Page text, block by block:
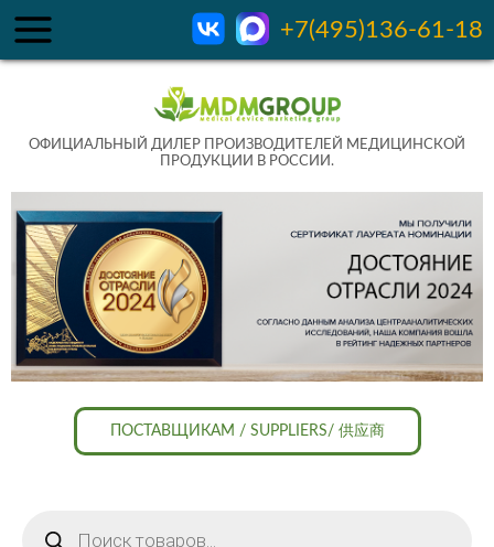
+7(495)136-61-18
ОФИЦИАЛЬНЫЙ ДИЛЕР ПРОИЗВОДИТЕЛЕЙ МЕДИЦИНСКОЙ
ПРОДУКЦИИ В РОССИИ.
ПОСТАВЩИКАМ / SUPPLIERS/ 供应商
товаров